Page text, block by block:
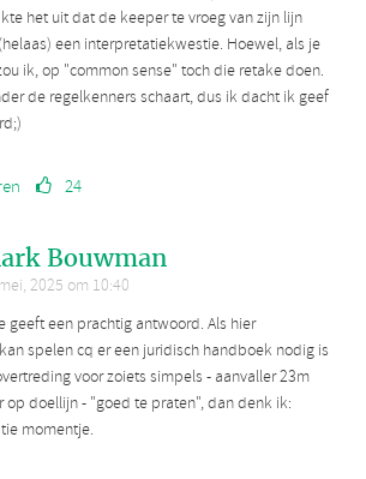
het uit dat de keeper te vroeg van zijn lijn
een interpretatiekwestie. Hoewel, als je
ik, op "common sense" toch die retake doen.
de regelkenners schaart, dus ik dacht ik geef
24
Bouwman
2025 om 10:40
geeft een prachtig antwoord. Als hier
spelen cq er een juridisch handboek nodig is
voor zoiets simpels - aanvaller 23m
op doellijn - "goed te praten", dan denk ik:
momentje.